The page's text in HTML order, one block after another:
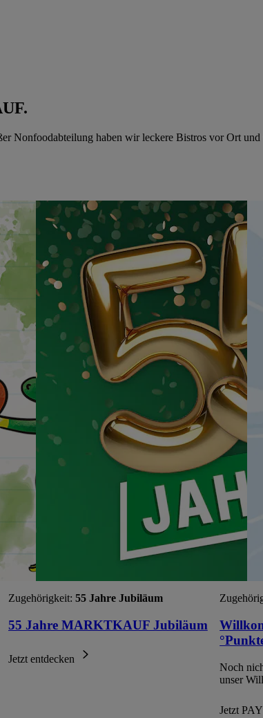
Nonfoodabteilung haben wir leckere Bistros vor Ort
Zugehörigkeit: 55 Jahre Jubiläum
55 Jahre MARKTKAUF Jubiläum
Jetzt entdecken
Noch
unser
Jetzt